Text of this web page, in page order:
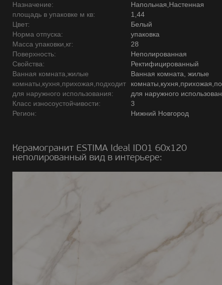
Назначение:
Напольная,Настенная
площадь в упаковке м кв:
1,44
Цвет:
Белый
Норма отпуска:
упаковка
Масса упаковки,кг:
28
Поверхность:
Неполированная
Свойства:
Ректифицированный
Ванная комната,жилые
комнаты,кухня,прихожая,подходит
для наружного использования:
Ванная комната, жилые
для наружного
Класс износоустойчивости:
3
Регион:
Нижний Новгород
Керамогранит ESTIMA Ideal ID01 60х120
неполированный вид в интерьере: